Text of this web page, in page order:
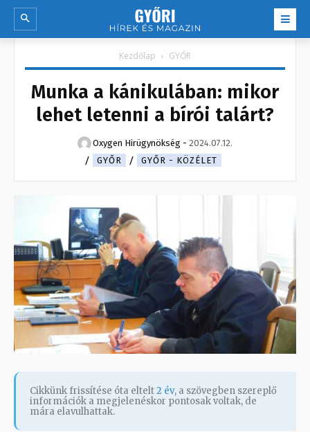
Kezdőlap GYŐR
Munka a kánikulában: mikor
lehet letenni a bírói talárt?
Oxygen Hirügynökség - 2024.07.12.
GYŐR
GYŐR - KÖZÉLET
Cikkünk frissítése óta eltelt2 év, a szövegben szereplő
információk a megjelenéskor pontosak voltak, de
mára elavulhattak.